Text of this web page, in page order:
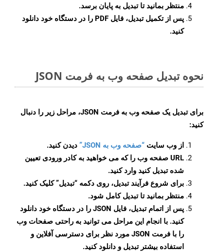
منتظر بمانید تا تبدیل به پایان برسد.
پس از تکمیل تبدیل، فایل PDF را در دستگاه خود دانلود
کنید.
نحوه تبدیل صفحه وب به فرمت JSON
برای تبدیل یک صفحه وب به فرمت JSON، مراحل زیر را دنبال
کنید:
از وب سایت “صفحه وب به JSON”
دیدن کنید.
URL صفحه وب را که می خواهید به کادر ورودی تعیین
شده تبدیل کنید وارد کنید.
برای شروع فرآیند تبدیل، روی دکمه “تبدیل” کلیک کنید.
منتظر بمانید تا تبدیل کامل شود.
پس از اتمام تبدیل، فایل JSON را در دستگاه خود دانلود
کنید. با انجام این مراحل می توانید به راحتی صفحات وب
را با فرمت JSON مورد نظر برای دسترسی آفلاین و
استفاده بیشتر تبدیل و دانلود کنید.